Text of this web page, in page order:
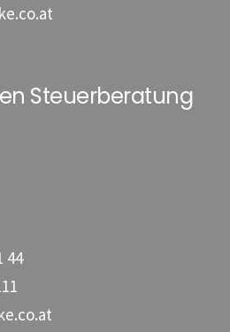
Steuerberatung
44